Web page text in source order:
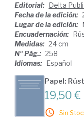
Editorial: Delta
Fecha de la edición:
Lugar de la edición:
Encuadernación:
Medidas: 24 cm
Nº Pág.: 258
Idiomas: Español
Papel:
19,50 €
Sin